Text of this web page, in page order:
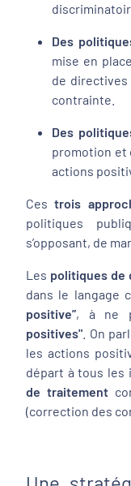
Des
mise en
de
contrainte.
Des
promotion et
actions
Cestrois
politiques
s’opposant, de
Les politiques de
dans le langage
positive”, à ne
positives" . On
les actions
départ à tous les
de traitement
(correction des